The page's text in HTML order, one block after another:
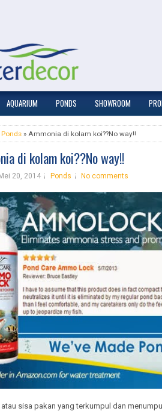
AQUARIUM PONDS SHOWROOM
Ponds » Ammonia di kolam koi??No way!!
di kolam koi??No way!!
20, 2014 Ponds No comments
sisa pakan yang terkumpul dan